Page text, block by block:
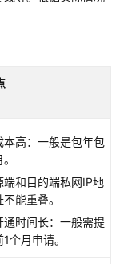
本高：一般是包年包
端和目的端私网IP地
不能重叠。
通时间长：一般需提
1个月申请。